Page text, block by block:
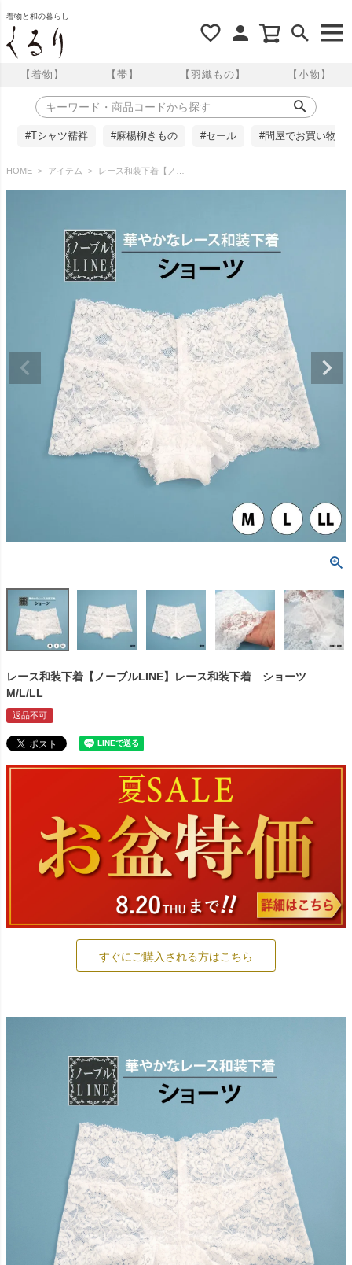
着物と和の暮らし
【着物】 【帯】 【羽織もの】 【小物】
#Tシャツ襦袢 #麻楊柳きもの #セール #問屋でお買い物
HOME アイテム レース和装下着【ノーブルLINE】レース和装下着 ショーツ M/L/LL
レース和装下着【ノーブルLINE】レース和装下着 ショーツ
M/L/LL
返品不可
すぐにご購入される方はこちら